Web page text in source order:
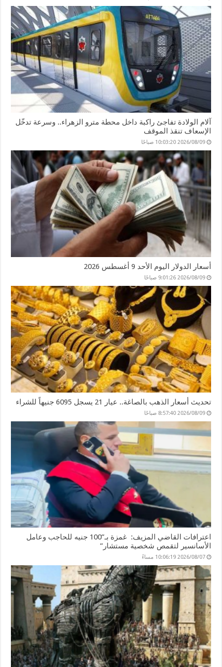
آلام الولادة تفاجئ راكبة داخل محطة مترو الزهراء.. وسرعة تدخّل
الإسعاف تنقذ الموقف
2026/08/09 10:03:20 صباحًا
أسعار الدولار اليوم الأحد 9 أغسطس 2026
2026/08/09 9:01:26 صباحًا
تحديث أسعار الذهب بالصاغة.. عيار 21 يسجل 6095 جنيهاً للشراء
2026/08/09 8:57:40 صباحًا
اعترافات القاضي المزيف: غمزة بـ”100 جنيه للحاجب وعامل
الأسانسير لتقمص شخصية مستشار”
2026/08/07 10:06:19 مساءً